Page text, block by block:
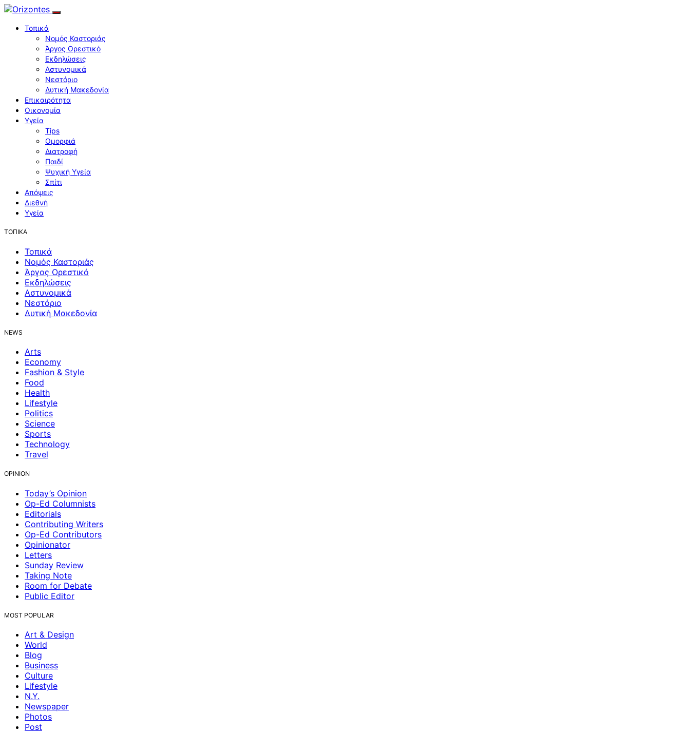
Τοπικά
Νομός Καστοριάς
Άργος Ορεστικό
Εκδηλώσεις
Αστυνομικά
Νεστόριο
Δυτική Μακεδονία
Επικαιρότητα
Οικονομία
Υγεία
Tips
Ομορφιά
Διατροφή
Παιδί
Ψυχική Υγεία
Σπίτι
Απόψεις
Διεθνή
Υγεία
ΤΟΠΙΚΑ
Τοπικά
Νομός Καστοριάς
Άργος Ορεστικό
Εκδηλώσεις
Αστυνομικά
Νεστόριο
Δυτική Μακεδονία
NEWS
Arts
Economy
Fashion & Style
Food
Health
Lifestyle
Politics
Science
Sports
Technology
Travel
OPINION
Today’s Opinion
Op-Ed Columnists
Editorials
Contributing Writers
Op-Ed Contributors
Opinionator
Letters
Sunday Review
Taking Note
Room for Debate
Public Editor
MOST POPULAR
Art & Design
World
Blog
Business
Culture
Lifestyle
N.Y.
Newspaper
Photos
Post